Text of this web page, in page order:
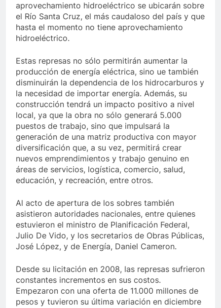
aprovechamiento hidroeléctrico se ubicarán sobre
el Río Santa Cruz, el más caudaloso del país y que
hasta el momento no tiene aprovechamiento
hidroeléctrico.
Estas represas no sólo permitirán aumentar la
producción de energía eléctrica, sino ue también
disminuirán la dependencia de los hidrocarburos y
la necesidad de importar energía. Además, su
construcción tendrá un impacto positivo a nivel
local, ya que la obra no sólo generará 5.000
puestos de trabajo, sino que impulsará la
generación de una matriz productiva con mayor
diversificación que, a su vez, permitirá crear
nuevos emprendimientos y trabajo genuino en
áreas de servicios, logística, comercio, salud,
educación, y recreación, entre otros.
Al acto de apertura de los sobres también
asistieron autoridades nacionales, entre quienes
estuvieron el ministro de Planificación Federal,
Julio De Vido, y los secretarios de Obras Públicas,
José López, y de Energía, Daniel Cameron.
Desde su licitación en 2008, las represas sufrieron
constantes incrementos en sus costos.
Empezaron con una oferta de 11.000 millones de
pesos y tuvieron su última variación en diciembre